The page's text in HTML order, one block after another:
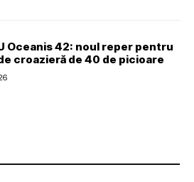
Oceanis 42: noul reper pentru
croazieră de 40 de picioare